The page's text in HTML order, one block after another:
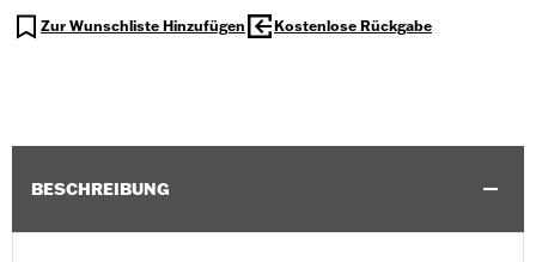
Zur Wunschliste Hinzufügen Kostenlose Rückgabe
BESCHREIBUNG